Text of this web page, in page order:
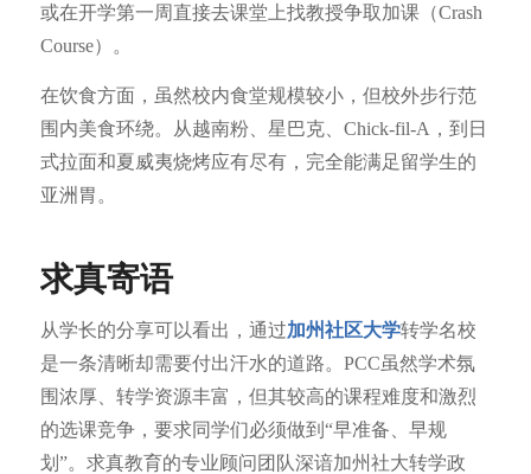
或在开学第一周直接去课堂上找教授争取加课（Crash
Course）。
在饮食方面，虽然校内食堂规模较小，但校外步行范
围内美食环绕。从越南粉、星巴克、Chick-fil-A，到日
式拉面和夏威夷烧烤应有尽有，完全能满足留学生的
亚洲胃。
求真寄语
从学长的分享可以看出，通过加州社区大学转学名校
是一条清晰却需要付出汗水的道路。PCC虽然学术氛
围浓厚、转学资源丰富，但其较高的课程难度和激烈
的选课竞争，要求同学们必须做到“早准备、早规
划”。求真教育的专业顾问团队深谙加州社大转学政